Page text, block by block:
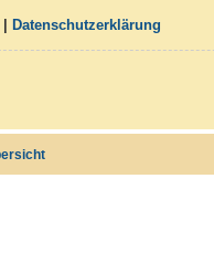
Datenschutzerklärung